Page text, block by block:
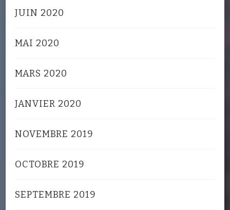
JUIN 2020
MAI 2020
MARS 2020
JANVIER 2020
NOVEMBRE 2019
OCTOBRE 2019
SEPTEMBRE 2019